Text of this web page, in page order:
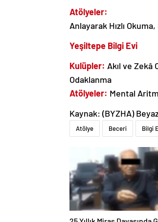
Atölyeler:
Anlayarak Hızlı
Yeşiltepe Bilgi Evi
Kulüpler: Akıl ve Zekâ
Odaklanma
Atölyeler: Mental
Kaynak: (BYZHA)
Atölye Beceri Bilgi